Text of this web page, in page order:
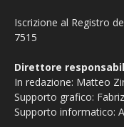
Iscrizione al Registro
7515
Direttore
In redazione: Matteo
Supporto grafico:
Supporto informatico: